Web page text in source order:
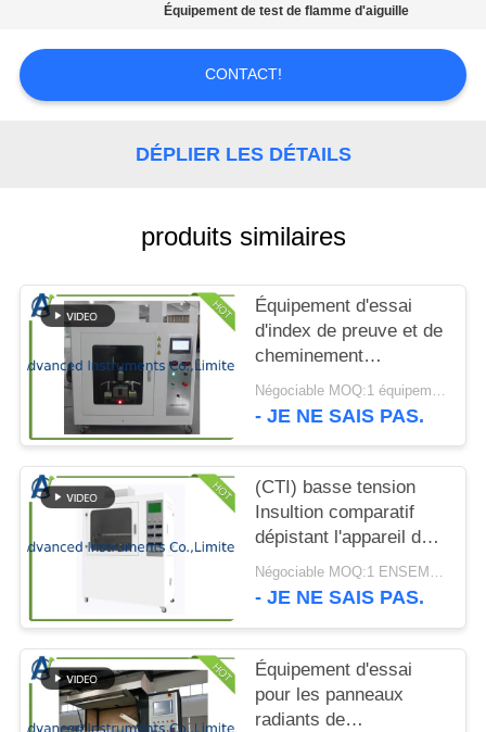
CAS
DEMANDEZ
PLAN
DU
SITE
PRIVACY
POLICY
Équipement de test de flamme d'aiguille
CONTACT!
DÉPLIER LES DÉTAILS
produits similaires
Équipement d'essai
d'index de preuve et de
cheminement
comparatif par l'UL
746A
Négociable MOQ:1 équipement d'essai d'index de cheminement comparatif d'ENSEMBLE
- JE NE SAIS PAS.
(CTI) basse tension
Insultion comparatif
dépistant l'appareil de
contrôle d'index par
ASTM D3638-12
Négociable MOQ:1 ENSEMBLE Insultion comparatif dépistant l'appareil de contrôle d'index
- JE NE SAIS PAS.
Équipement d'essai
pour les panneaux
radiants de